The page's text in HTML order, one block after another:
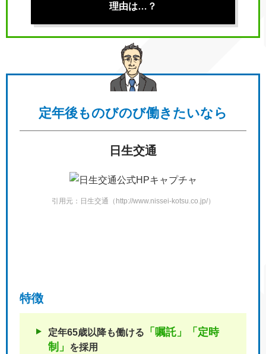
理由は…？
定年後ものびのび働きたいなら
日生交通
引用元：日生交通（http://www.nissei-kotsu.co.jp/）
特徴
定年65歳以降も働ける
「嘱託」「定時
制」
を採用